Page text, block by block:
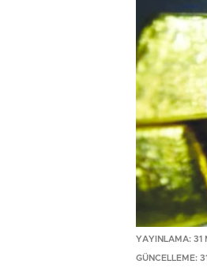
YAYINLAMA:
GÜNCELLEME: